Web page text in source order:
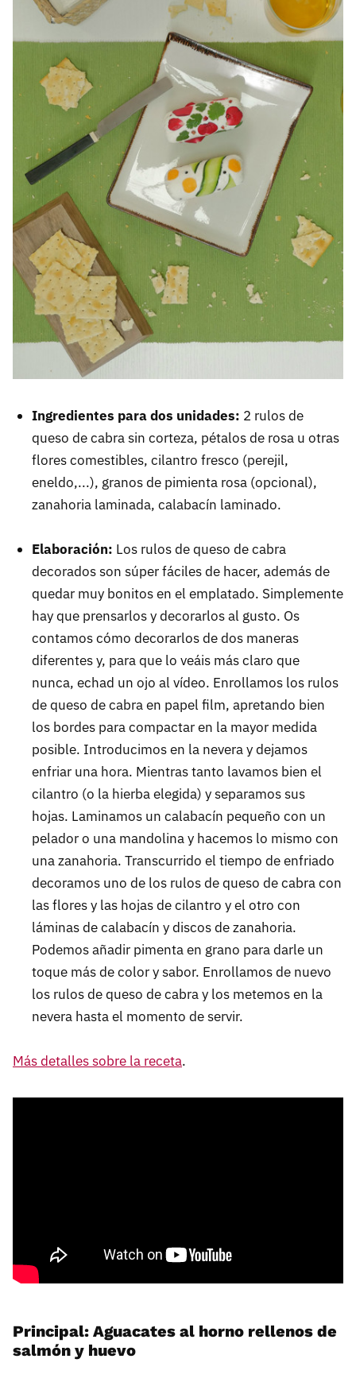
Ingredientes para dos unidades: 2 rulos de
queso de cabra sin corteza, pétalos de rosa u otras
flores comestibles, cilantro fresco (perejil,
eneldo,...), granos de pimienta rosa (opcional),
zanahoria laminada, calabacín laminado.
Elaboración: Los rulos de queso de cabra
decorados son súper fáciles de hacer, además de
quedar muy bonitos en el emplatado. Simplemente
hay que prensarlos y decorarlos al gusto. Os
contamos cómo decorarlos de dos maneras
diferentes y, para que lo veáis más claro que
nunca, echad un ojo al vídeo. Enrollamos los rulos
de queso de cabra en papel film, apretando bien
los bordes para compactar en la mayor medida
posible. Introducimos en la nevera y dejamos
enfriar una hora. Mientras tanto lavamos bien el
cilantro (o la hierba elegida) y separamos sus
hojas. Laminamos un calabacín pequeño con un
pelador o una mandolina y hacemos lo mismo con
una zanahoria. Transcurrido el tiempo de enfriado
decoramos uno de los rulos de queso de cabra con
las flores y las hojas de cilantro y el otro con
láminas de calabacín y discos de zanahoria.
Podemos añadir pimenta en grano para darle un
toque más de color y sabor. Enrollamos de nuevo
los rulos de queso de cabra y los metemos en la
nevera hasta el momento de servir.
Más detalles sobre la receta.
Principal: Aguacates al horno rellenos de
salmón y huevo